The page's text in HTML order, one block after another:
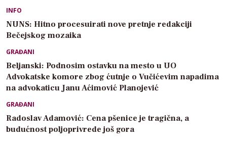
INFO
NUNS: Hitno procesuirati nove pretnje redakciji
Bečejskog mozaika
GRAĐANI
Beljanski: Podnosim ostavku na mesto u UO
Advokatske komore zbog ćutnje o Vučićevim napadima
na advokaticu Janu Aćimović Planojević
GRAĐANI
Radoslav Adamović: Cena pšenice je tragična, a
budućnost poljoprivrede još gora